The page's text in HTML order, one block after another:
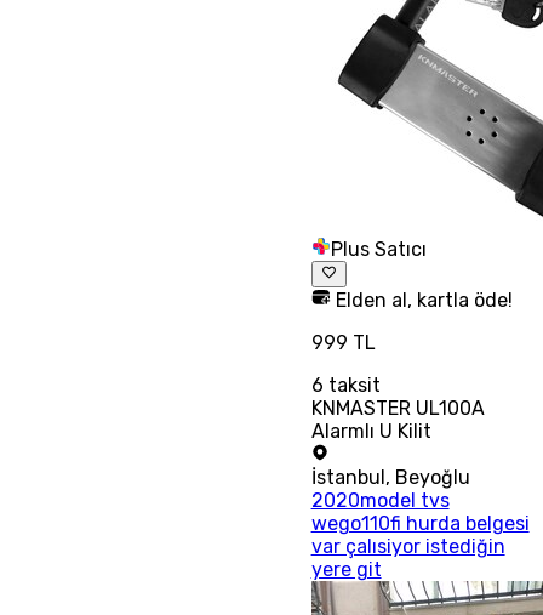
Plus Satıcı
Elden al, kartla öde!
999 TL
6 taksit
KNMASTER UL100A
Alarmlı U Kilit
İstanbul, Beyoğlu
2020model tvs
wego110fi hurda belgesi
var çalısiyor istediğin
yere git